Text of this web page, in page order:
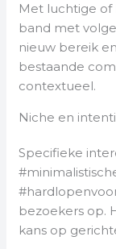
Met luchtige of
band met
nieuw bereik
bestaande
contextueel.
Niche en
Specifieke
bezoekers op.
kans op